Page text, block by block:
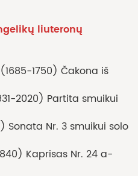
liuteronų
(1685-1750) Čakona iš
2020) Partita smuikui
Sonata Nr. 3 smuikui solo
Kaprisas Nr. 24 a-